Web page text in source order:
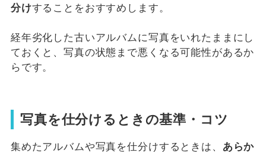
分けすることをおすすめします。
経年劣化した古いアルバムに写真をいれたままにし
ておくと、写真の状態まで悪くなる可能性があるか
らです。
写真を仕分けるときの基準・コツ
集めたアルバムや写真を仕分けするときは、 あらか